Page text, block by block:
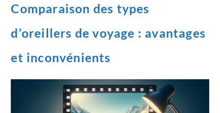
Comparaison des types
d’oreillers de voyage : avantages
et inconvénients